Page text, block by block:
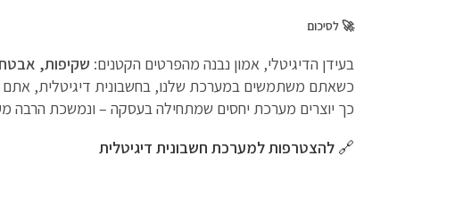
🚀 לסיכום
בעידן הדיגיטלי, אמון נבנה מהפרטים הקטנים: שקיפות,
כשאתם משתמשים במערכת שלנו, בחשבונית דיגיטלית, אתם
כך יוצרים מערכת יחסים שמתחילה בעסקה – ונמשכת הרבה
🔗 להצטרפות למערכת חשבונית דיגיטלית